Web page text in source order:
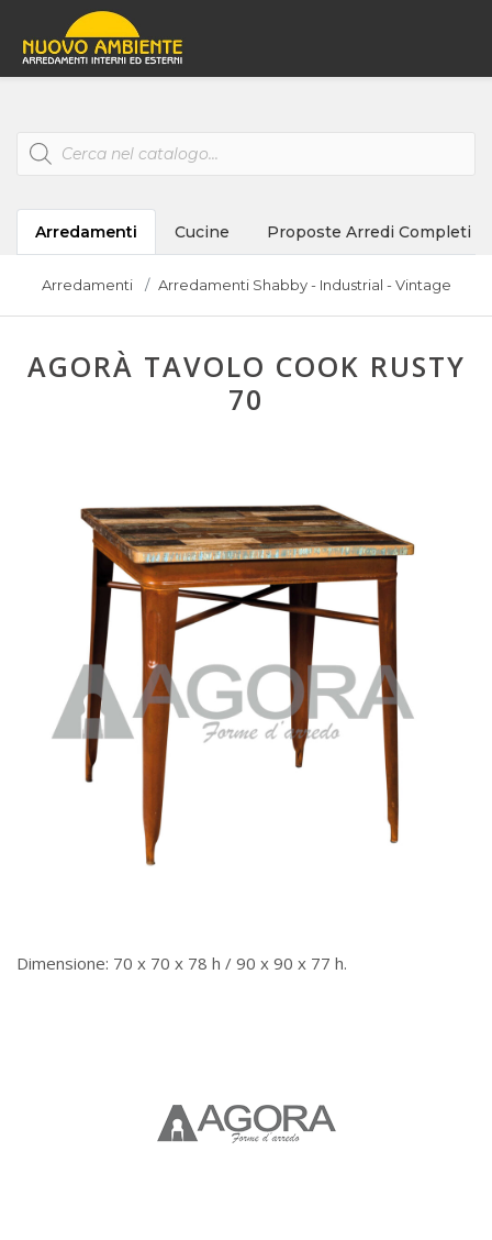
Products
search
Arredamenti Cucine Proposte Arredi Completi
Arredamenti Arredamenti Shabby - Industrial - Vintage
AGORÀ TAVOLO COOK RUSTY
70
Dimensione: 70 x 70 x 78 h / 90 x 90 x 77 h.